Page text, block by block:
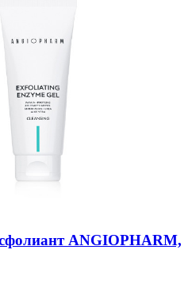
ANGIOPHARM,